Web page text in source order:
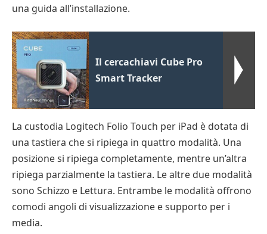
una guida all’installazione.
Il cercachiavi Cube Pro
Smart Tracker
La custodia Logitech Folio Touch per iPad è dotata di
una tastiera che si ripiega in quattro modalità. Una
posizione si ripiega completamente, mentre un’altra
ripiega parzialmente la tastiera. Le altre due modalità
sono Schizzo e Lettura. Entrambe le modalità offrono
comodi angoli di visualizzazione e supporto per i
media.